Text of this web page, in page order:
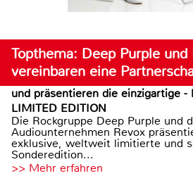
Topthema: Deep Purple und
vereinbaren eine
und präsentieren die einzigartige -
LIMITED EDITION
Die Rockgruppe Deep Purple und
Audiounternehmen Revox
exklusive, weltweit limitierte und
Sonderedition...
>> Mehr erfahren